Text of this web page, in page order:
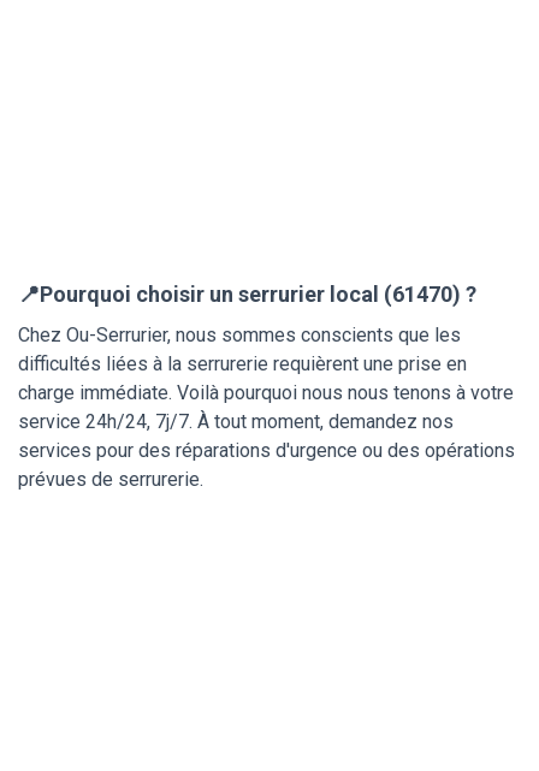
📍Pourquoi choisir un serrurier local (61470) ?
Chez Ou-Serrurier, nous sommes conscients que les
difficultés liées à la serrurerie requièrent une prise en
charge immédiate. Voilà pourquoi nous nous tenons à votre
service 24h/24, 7j/7. À tout moment, demandez nos
services pour des réparations d'urgence ou des opérations
prévues de serrurerie.